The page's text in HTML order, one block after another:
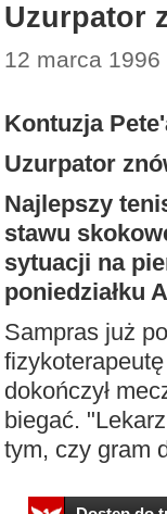
Uzurpator
12 marca 1996
Kontuzja
Uzurpator
Najlepszy
stawu
sytuacji na
poniedziałku
Sampras już
dokończył
biegać.
tym, czy gram